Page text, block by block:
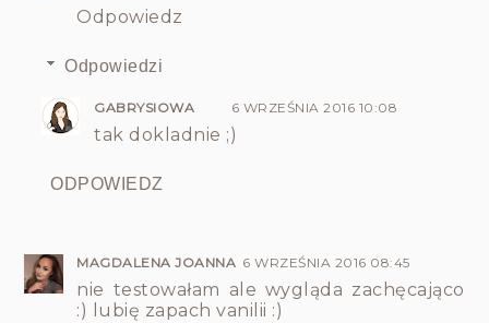
Odpowiedz
Odpowiedzi
GABRYSIOWA 6 WRZEŚNIA 2016 10:08
tak dokladnie ;)
ODPOWIEDZ
MAGDALENA JOANNA 6 WRZEŚNIA 2016 08:45
nie testowałam ale wygląda zachęcająco
:) lubię zapach vanilii :)